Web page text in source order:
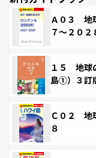
Ａ０３ 地
７～２０２
１５ 地球
島①）３訂
Ｃ０２ 地
８